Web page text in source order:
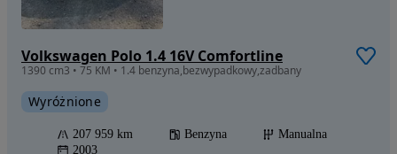
Volkswagen Polo 1.4 16V Comfortline
1390 cm3 • 75 KM • 1.4 benzyna,bezwypadkowy,zadbany
Wyróżnione
207 959 km Benzyna
Manualna
2003